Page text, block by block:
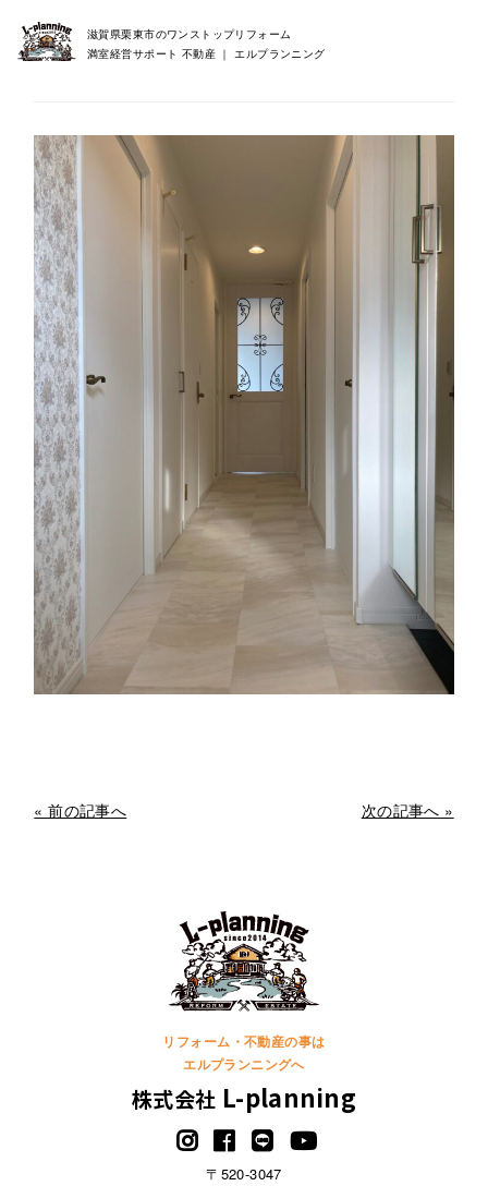
滋賀県栗東市のワンストップリフォーム
満室経営サポート 不動産 ｜ エルプランニング
« 前の記事へ 次の記事へ »
リフォーム・不動産の事は
エルプランニングへ
株式会社 L-planning
〒520-3047